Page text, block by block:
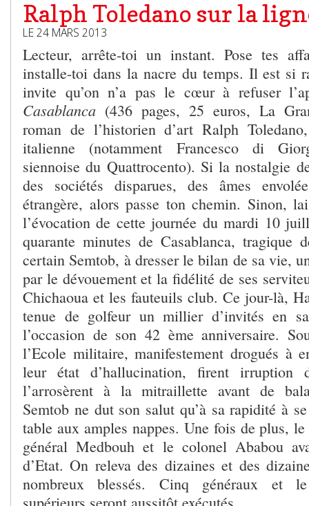
Ralph Toledano sur la
LE 24 MARS 2013
Lecteur, arrête-toi un instant. Pose tes
installe-toi dans la nacre du temps. Il est si
invite qu’on n’a pas le cœur à refuser
Casablanca (436 pages, 25 euros, La
roman de l’historien d’art Ralph
italienne (notamment Francesco di
siennoise du Quattrocento). Si la nostalgie
des sociétés disparues, des âmes
étrangère, alors passe ton chemin. Sinon,
l’évocation de cette journée du mardi 10
quarante minutes de Casablanca, tragique
certain Semtob, à dresser le bilan de sa vie,
par le dévouement et la fidélité de ses
Chichaoua et les fauteuils club. Ce jour-là,
tenue de golfeur un millier d’invités en
l’occasion de son 42 ème anniversaire.
l’Ecole militaire, manifestement drogués à
leur état d’hallucination, firent irruption
l’arrosèrent à la mitraillette avant de
Semtob ne dut son salut qu’à sa rapidité à
table aux amples nappes. Une fois de plus,
général Medbouh et le colonel Ababou
d’Etat. On releva des dizaines et des
nombreux blessés. Cinq généraux et